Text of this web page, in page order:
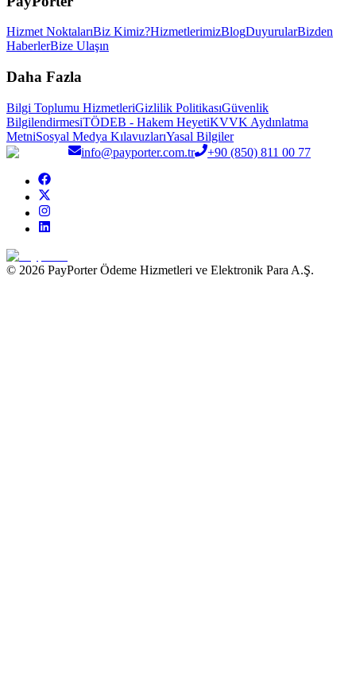
Hizmet NoktalarıBiz Kimiz?HizmetlerimizBlogDuyurularBizden
HaberlerBize Ulaşın
Daha Fazla
Bilgi Toplumu HizmetleriGizlilik PolitikasıGüvenlik
BilgilendirmesiTÖDEB - Hakem HeyetiKVVK Aydınlatma
MetniSosyal Medya KılavuzlarıYasal Bilgiler
info@payporter.com.tr
+90 (850) 811 00 77
© 2026 PayPorter Ödeme Hizmetleri ve Elektronik Para A.Ş.